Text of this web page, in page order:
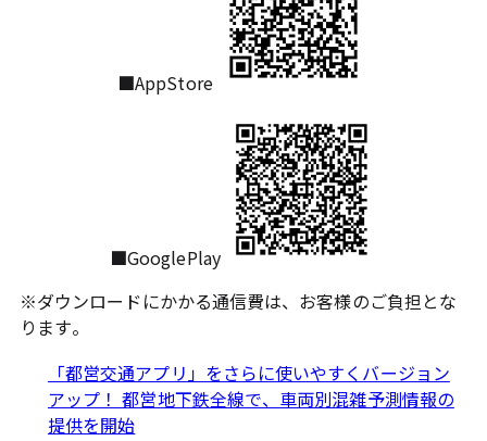
■AppStore
■GooglePlay
※ダウンロードにかかる通信費は、お客様のご負担とな
ります。
「都営交通アプリ」をさらに使いやすくバージョン
アップ！ 都営地下鉄全線で、車両別混雑予測情報の
提供を開始